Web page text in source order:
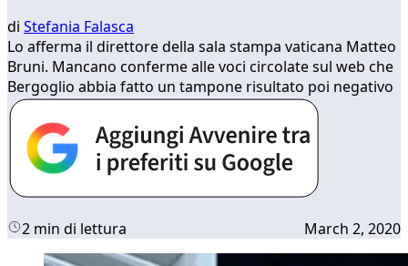
di Stefania Falasca
Lo afferma il direttore della sala stampa vaticana Matteo
Bruni. Mancano conferme alle voci circolate sul web che
Bergoglio abbia fatto un tampone risultato poi negativo
2 min di lettura March 2, 2020